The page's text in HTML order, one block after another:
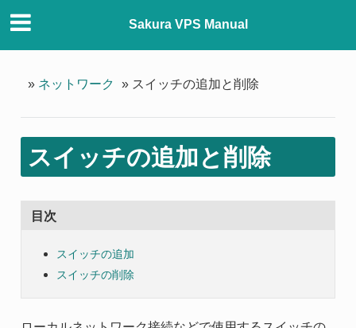
Sakura VPS Manual
» ネットワーク » スイッチの追加と削除
スイッチの追加と削除
目次
スイッチの追加
スイッチの削除